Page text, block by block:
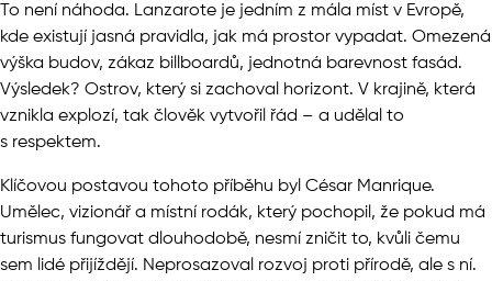
To není náhoda. Lanzarote je jedním z mála míst v Evropě,
kde existují jasná pravidla, jak má prostor vypadat. Omezená
výška budov, zákaz billboardů, jednotná barevnost fasád.
Výsledek? Ostrov, který si zachoval horizont. V krajině, která
vznikla explozí, tak člověk vytvořil řád – a udělal to
s respektem.
Klíčovou postavou tohoto příběhu byl César Manrique.
Umělec, vizionář a místní rodák, který pochopil, že pokud má
turismus fungovat dlouhodobě, nesmí zničit to, kvůli čemu
sem lidé přijíždějí. Neprosazoval rozvoj proti přírodě, ale s ní.